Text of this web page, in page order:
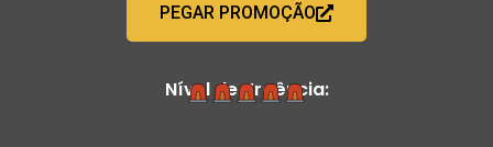
PEGAR PROMOÇÃO
Nível de Urgência: